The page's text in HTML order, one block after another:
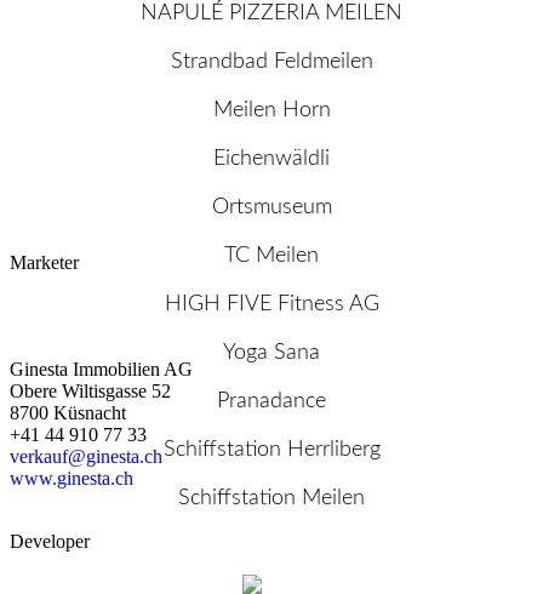
NAPULÉ PIZZERIA MEILEN
Strandbad Feldmeilen
Meilen Horn
Eichenwäldli
Ortsmuseum
TC Meilen
HIGH FIVE Fitness AG
Yoga Sana
Pranadance
Schiffstation Herrliberg
Schiffstation Meilen
Marketer
Ginesta Immobilien AG
Obere Wiltisgasse 52
8700 Küsnacht
+41 44 910 77 33
verkauf@ginesta.ch
www.ginesta.ch
Developer